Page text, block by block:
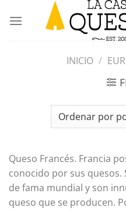
INICIO /
Queso Francés. Francia
conocido por sus quesos.
de fama mundial y son
queso que se producen.